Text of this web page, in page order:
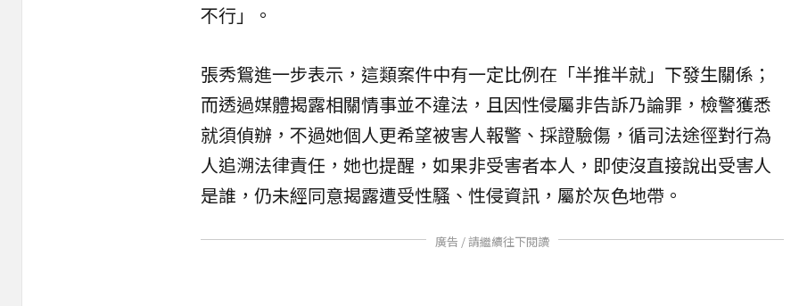
不行」。
張秀鴛進一步表示，這類案件中有一定比例在「半推半就」下發生關係；
而透過媒體揭露相關情事並不違法，且因性侵屬非告訴乃論罪，檢警獲悉
就須偵辦，不過她個人更希望被害人報警、採證驗傷，循司法途徑對行為
人追溯法律責任，她也提醒，如果非受害者本人，即使沒直接說出受害人
是誰，仍未經同意揭露遭受性騷、性侵資訊，屬於灰色地帶。
廣告 / 請繼續往下閱讀